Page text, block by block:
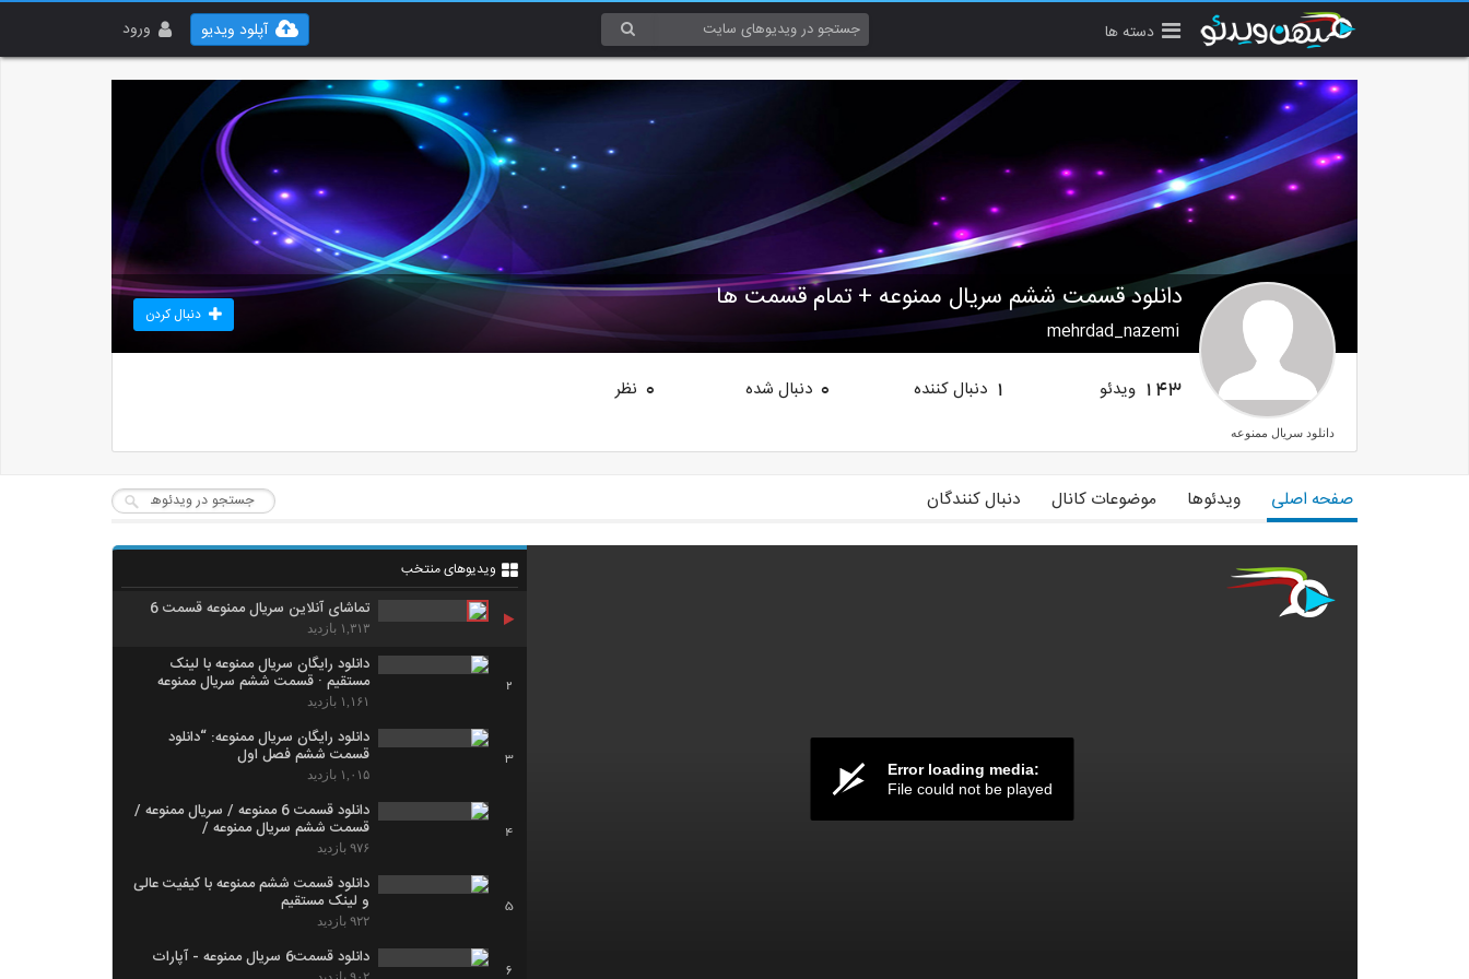
دسته ها ورود آپلود ویدیو
دانلود قسمت ششم سریال ممنوعه + تمام قسمت ها
mehrdad_nazemi
دنبال کردن
143 ویدئو 1 دنبال کننده 0 دنبال شده 0 نظر
دانلود سریال ممنوعه
صفحه اصلی ویدئوها موضوعات کانال دنبال کنندگان
Error loading media:
File could not be played
ویدیوهای منتخب
تماشای آنلاین سریال ممنوعه قسمت 6
۱,۳۱۳ بازدید
2
دانلود رایگان سریال ممنوعه با لینک
مستقیم · قسمت ششم سریال ممنوعه
۱,۱۶۱ بازدید
3
دانلود رایگان سریال ممنوعه: “دانلود
قسمت ششم فصل اول
۱,۰۱۵ بازدید
4
دانلود قسمت 6 ممنوعه / سریال ممنوعه /
قسمت ششم سریال ممنوعه /
۹۷۶ بازدید
5
دانلود قسمت ششم ممنوعه با کیفیت عالی
و لینک مستقیم
۹۲۲ بازدید
6
دانلود قسمت6 سریال ممنوعه - آپارات